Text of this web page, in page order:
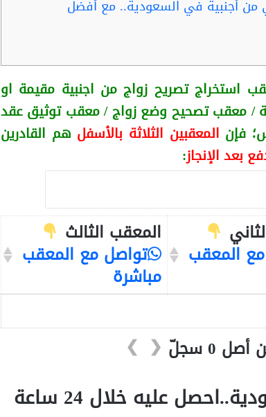
من أجنبية في السعودية.. مع أفضل
استخراج تصريح زواج من اجنبية مقيمة او
/ معقب تصحيح وضع زواج / معقب توثيق عقد
؛ فإن المعقبين الثلاثة بالأسفل هم القادرين
بعد الإنجاز:
المعقب
المعقب الثالث
تواصل مع المعقب
مباشرة
❮
❯
عليه خلال 24 ساعة